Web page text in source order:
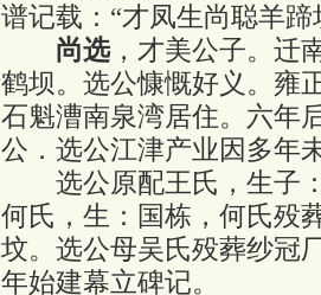
谱记载：“才凤生尚聪羊
尚选，才美公子。迁
鹤坝。选公慷慨好义。雍
石魁漕南泉湾居住。六年
公．选公江津产业因多年
选公原配王氏，生子：
何氏，生：国栋，何氏殁
坟。选公母吴氏殁葬纱冠
年始建幕立碑记。